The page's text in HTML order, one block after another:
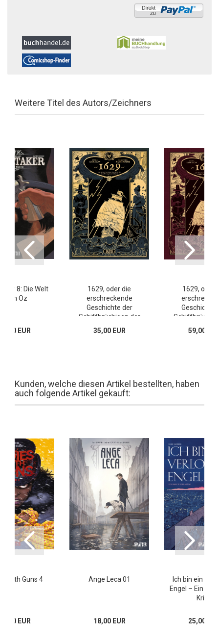
Weitere Titel des Autors/Zeichners
8: Die Welt
nach Oz
EUR
1629, oder die
erschreckende
Geschichte der
Schiffbrüchigen der
Jakarta 1
35,00 EUR
1629, oder
Geschichte
Jakarta 1
59,00
Kunden, welche diesen Artikel bestellten, haben
auch folgende Artikel gekauft:
with Guns 4
EUR
Ange Leca 01
18,00 EUR
Ich bin ein
Engel – Ein
Krimi
25,00